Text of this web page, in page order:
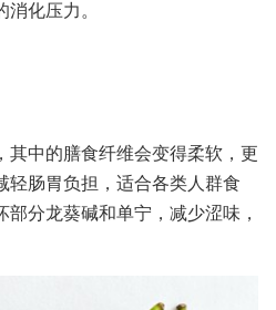
化压力。
其中的膳食纤维会变得柔软，更
轻肠胃负担，适合各类人群食
分龙葵碱和单宁，减少涩味，